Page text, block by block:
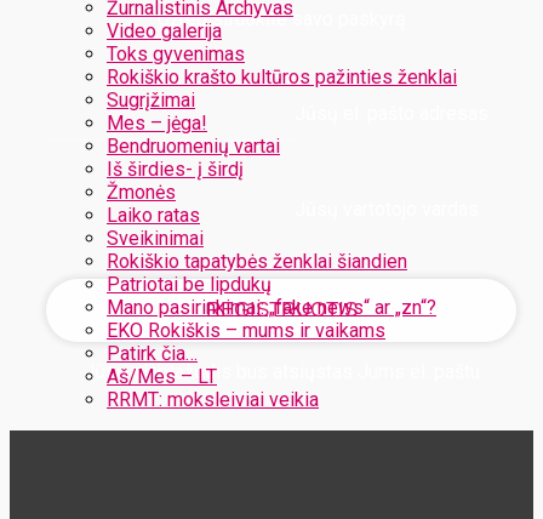
Žurnalistinis Archyvas
Video galerija
Toks gyvenimas
Rokiškio krašto kultūros pažinties ženklai
Sugrįžimai
Mes – jėga!
Bendruomenių vartai
Iš širdies- į širdį
Žmonės
Laiko ratas
Sveikinimai
Rokiškio tapatybės ženklai šiandien
Patriotai be lipdukų
Mano pasirinkimai: „fake news“ ar „zn“?
EKO Rokiškis – mums ir vaikams
Patirk čia…
Aš/Mes – LT
RRMT: moksleiviai veikia
Užregistruokite savo paskyrą
Jūsų slaptažodis bus atsiųstas Jums el. paštu